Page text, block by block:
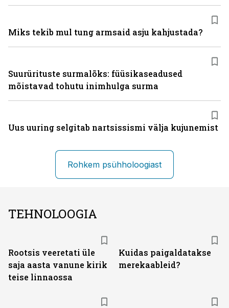
Miks tekib mul tung armsaid asju kahjustada?
Suurürituste surmalõks: füüsikaseadused
mõistavad tohutu inimhulga surma
Uus uuring selgitab nartsissismi välja kujunemist
Rohkem psühholoogiast
TEHNOLOOGIA
Rootsis veeretati üle
saja aasta vanune kirik
teise linnaossa
Kuidas paigaldatakse
merekaableid?